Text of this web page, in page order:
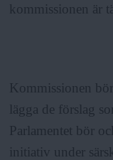
kommissionen är
Kommissionen
lägga de förslag
Parlamentet bör
initiativ under